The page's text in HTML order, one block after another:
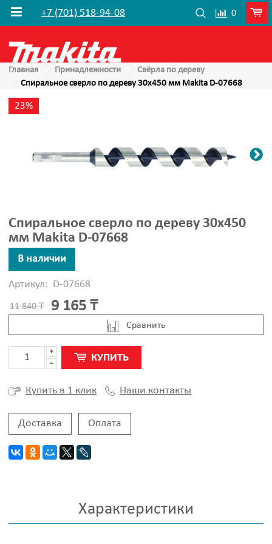
+7 (701) 518-94-08 0
Главная Принадлежности
Свёрла по дереву
Спиральное сверло по дереву 30х450 мм Makita D-07668
23%
Спиральное сверло по дереву 30х450
мм Makita D-07668
В наличии
Артикул: D-07668
11 840 ₸ 9 165 ₸
Cравнить
КУПИТЬ
Купить в 1 клик Наши контакты
Доставка Оплата
Характеристики